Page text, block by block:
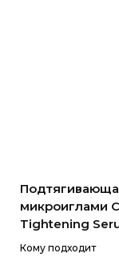
микроиглами
Tightening
Кому подходит